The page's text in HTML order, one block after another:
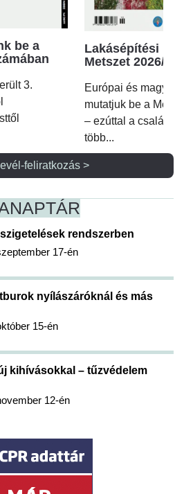
be a
3.
Lakásépítési
Metszet 2026/2.
Európai és magyar
mutatjuk be a
– ezúttal a családi
több...
feliratkozás >
NAPTÁR
rendszerben
17-én
nyílászáróknál és más
15-én
kihívásokkal – tűzvédelem
12-én